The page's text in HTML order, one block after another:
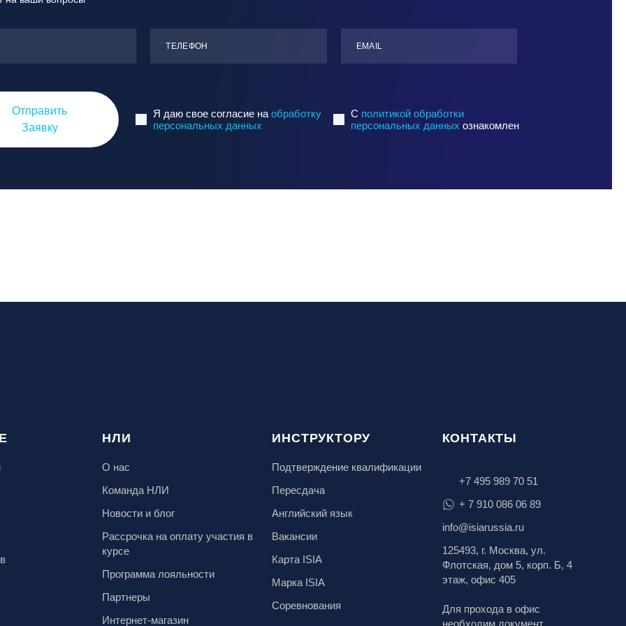
ТЕЛЕФОН ЕMАIL
Отправить
Заявку
Я даю свое согласие наобработку
персональных данных
C политикой обработки
персональных данных ознакомлен
НЛИ
О нас
Команда НЛИ
Новости и блог
Рассрочка на оплату участия в
курсе
Программа лояльности
Партнеры
Интернет-магазин
ИНСТРУКТОРУ
Подтверждение квалификации
Пересдача
Английский язык
Вакансии
Карта ISIA
Марка ISIA
Соревнования
КОНТАКТЫ
+7 495 989 70 51
+ 7 910 086 06 89
info@isiarussia.ru
125493, г. Москва, ул.
Флотская, дом 5, корп. Б, 4
этаж, офис 405
Для прохода в офис
необходим документ